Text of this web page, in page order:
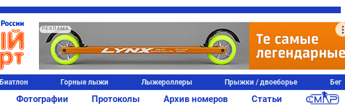
РЕКЛАМА
Биатлон Горные лыжи Лыжероллеры Прыжки / двоеборье Бег
Фотографии Протоколы Архив номеров Статьи